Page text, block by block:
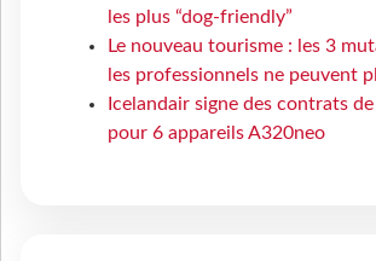
les plus “dog-friendly”
Le nouveau tourisme : les 3
les professionnels ne peuvent
Icelandair signe des contrats
pour 6 appareils A320neo